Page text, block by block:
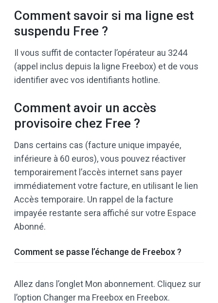
Comment savoir si ma ligne est
suspendu Free ?
Il vous suffit de contacter l’opérateur au 3244
(appel inclus depuis la ligne Freebox) et de vous
identifier avec vos identifiants hotline.
Comment avoir un accès
provisoire chez Free ?
Dans certains cas (facture unique impayée,
inférieure à 60 euros), vous pouvez réactiver
temporairement l’accès internet sans payer
immédiatement votre facture, en utilisant le lien
Accès temporaire. Un rappel de la facture
impayée restante sera affiché sur votre Espace
Abonné.
Comment se passe l’échange de Freebox ?
Allez dans l’onglet Mon abonnement. Cliquez sur
l’option Changer ma Freebox en Freebox.